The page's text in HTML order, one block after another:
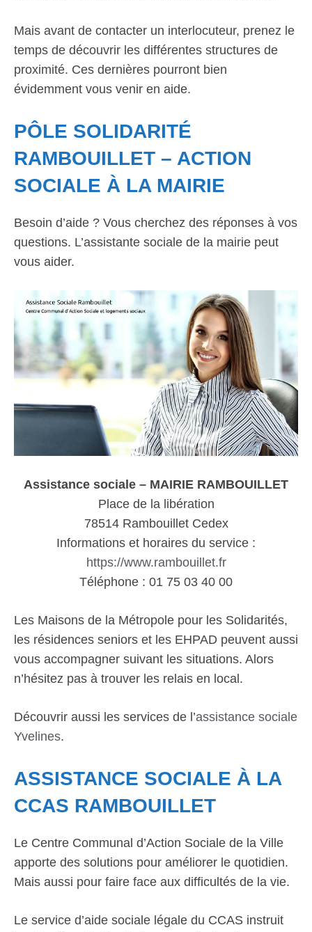
Mais avant de contacter un interlocuteur, prenez le
temps de découvrir les différentes structures de
proximité. Ces dernières pourront bien
évidemment vous venir en aide.
PÔLE SOLIDARITÉ
RAMBOUILLET – ACTION
SOCIALE À LA MAIRIE
Besoin d’aide ? Vous cherchez des réponses à vos
questions. L’assistante sociale de la mairie peut
vous aider.
Assistance sociale – MAIRIE RAMBOUILLET
Place de la libération
78514 Rambouillet Cedex
Informations et horaires du service :
https://www.rambouillet.fr
Téléphone : 01 75 03 40 00
Les Maisons de la Métropole pour les Solidarités,
les résidences seniors et les EHPAD peuvent aussi
vous accompagner suivant les situations. Alors
n’hésitez pas à trouver les relais en local.
Découvrir aussi les services de l’assistance sociale
Yvelines.
ASSISTANCE SOCIALE À LA
CCAS RAMBOUILLET
Le Centre Communal d’Action Sociale de la Ville
apporte des solutions pour améliorer le quotidien.
Mais aussi pour faire face aux difficultés de la vie.
Le service d’aide sociale légale du CCAS instruit